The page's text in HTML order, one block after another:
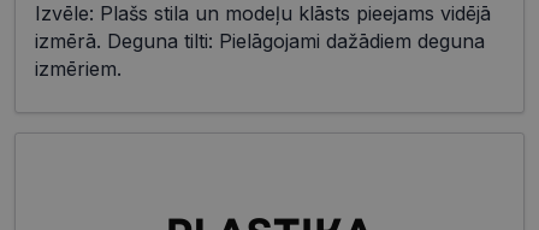
Izvēle: Plašs stila un modeļu klāsts pieejams vidējā
izmērā. Deguna tilti: Pielāgojami dažādiem deguna
izmēriem.